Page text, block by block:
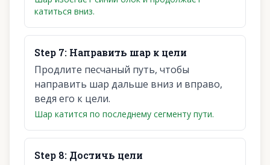
катиться вниз.
Step 7: Направить шар к цели
Продлите песчаный путь, чтобы
направить шар дальше вниз и вправо,
ведя его к цели.
Шар катится по последнему сегменту пути.
Step 8: Достичь цели